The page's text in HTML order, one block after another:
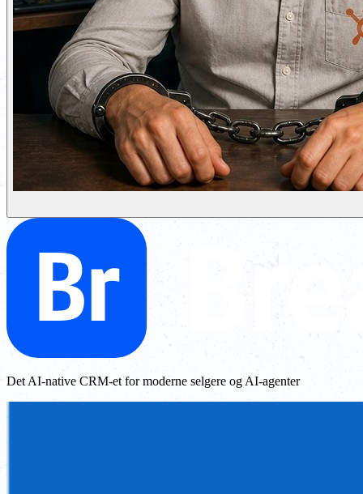
Det AI-native CRM-et for moderne selgere og AI-agenter